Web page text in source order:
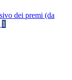
dei premi (da
1